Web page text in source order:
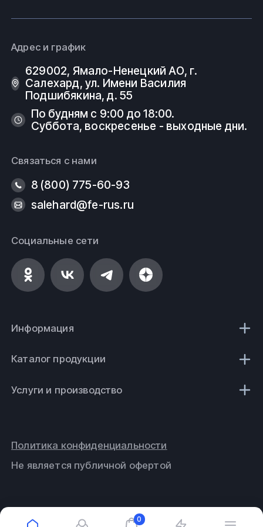
0
Адрес и график
629002, Ямало-Ненецкий АО, г.
Салехард, ул. Имени Василия
Подшибякина, д. 55
По будням с 9:00 до 18:00.
Суббота, воскресенье - выходные дни.
Связаться с нами
8 (800) 775-60-93
salehard@fe-rus.ru
Социальные сети
Информация
Каталог продукции
Услуги и производство
Не является публичной офертой
Политика конфиденциальности